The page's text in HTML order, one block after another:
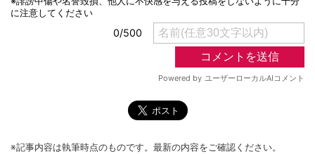
※記事内容は執筆時点のものです。最新の内容をご確認ください。